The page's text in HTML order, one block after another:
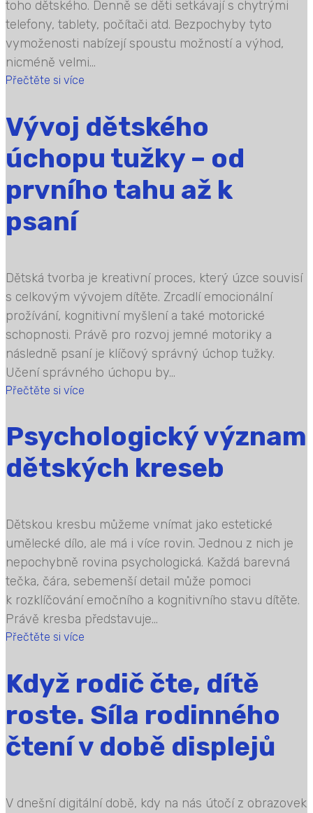
toho dětského. Denně se děti setkávají s chytrými
telefony, tablety, počítači atd. Bezpochyby tyto
vymoženosti nabízejí spoustu možností a výhod,
nicméně velmi...
Přečtěte si více
Vývoj dětského
úchopu tužky – od
prvního tahu až k
psaní
Dětská tvorba je kreativní proces, který úzce souvisí
s celkovým vývojem dítěte. Zrcadlí emocionální
prožívání, kognitivní myšlení a také motorické
schopnosti. Právě pro rozvoj jemné motoriky a
následně psaní je klíčový správný úchop tužky.
Učení správného úchopu by...
Přečtěte si více
Psychologický význam
dětských kreseb
Dětskou kresbu můžeme vnímat jako estetické
umělecké dílo, ale má i více rovin. Jednou z nich je
nepochybně rovina psychologická. Každá barevná
tečka, čára, sebemenší detail může pomoci
k rozklíčování emočního a kognitivního stavu dítěte.
Právě kresba představuje...
Přečtěte si více
Když rodič čte, dítě
roste. Síla rodinného
čtení v době displejů
V dnešní digitální době, kdy na nás útočí z obrazovek